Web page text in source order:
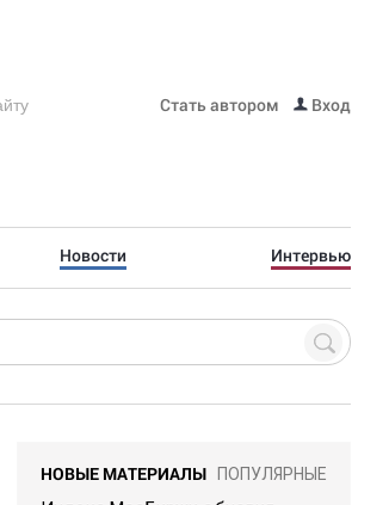
Стать автором Вход
Новости Интервью
НОВЫЕ МАТЕРИАЛЫ ПОПУЛЯРНЫЕ